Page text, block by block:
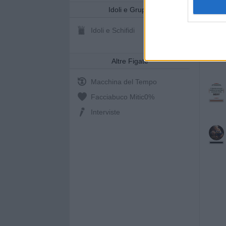
Idoli e Gruppi
Idoli e Schifidi
Altre Figate
Macchina del Tempo
Facciabuco Mitic0%
Interviste